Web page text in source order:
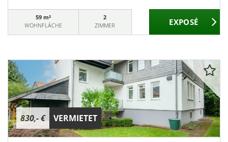
59 m²
WOHNFLÄCHE
2
ZIMMER
830,- € VERMIETET